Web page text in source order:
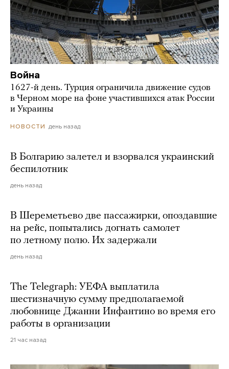
Война
1627-й день. Турция ограничила движение судов
в Черном море на фоне участившихся атак России
и Украины
НОВОСТИ день назад
В Болгарию залетел и взорвался украинский
беспилотник
день назад
В Шереметьево две пассажирки, опоздавшие
на рейс, попытались догнать самолет
по летному полю. Их задержали
день назад
The Telegraph: УЕФА выплатила
шестизначную сумму предполагаемой
любовнице Джанни Инфантино во время его
работы в организации
21 час назад